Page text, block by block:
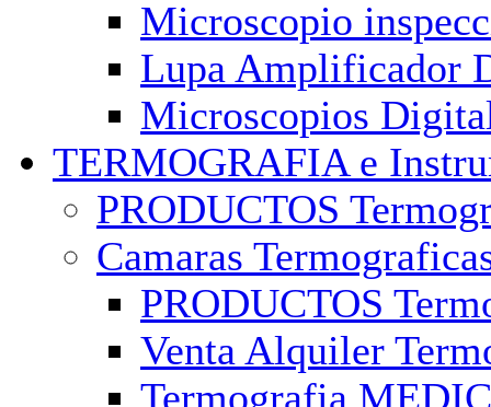
Microscopio
Lupa Amplificador
Microscopios
TERMOGRAFIA e
PRODUCTOS
Camaras
PRODUCTOS
Venta Alquiler